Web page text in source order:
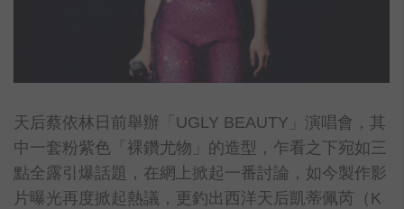
天后蔡依林日前舉辦「UGLY BEAUTY」演唱會，其
中一套粉紫色「裸鑽尤物」的造型，乍看之下宛如三
點全露引爆話題，在網上掀起一番討論，如今製作影
片曝光再度掀起熱議，更釣出西洋天后凱蒂佩芮（K